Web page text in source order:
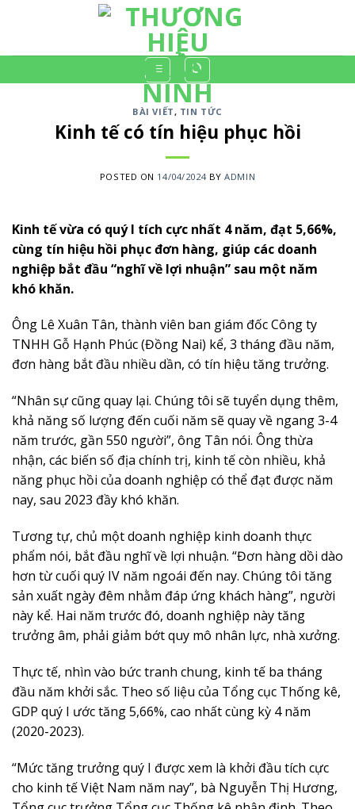
BÀI VIẾT, TIN TỨC
Kinh tế có tín hiệu phục hồi
POSTED ON 14/04/2024BYADMIN
Kinh tế vừa có quý I tích cực nhất 4 năm, đạt 5,66%,
cùng tín hiệu hồi phục đơn hàng, giúp các doanh
nghiệp bắt đầu “nghĩ về lợi nhuận” sau một năm
khó khăn.
Ông Lê Xuân Tân, thành viên ban giám đốc Công ty
TNHH Gỗ Hạnh Phúc (Đồng Nai) kể, 3 tháng đầu năm,
đơn hàng bắt đầu nhiều dần, có tín hiệu tăng trưởng.
“Nhân sự cũng quay lại. Chúng tôi sẽ tuyển dụng thêm,
khả năng số lượng đến cuối năm sẽ quay về ngang 3-4
năm trước, gần 550 người”, ông Tân nói. Ông thừa
nhận, các biến số địa chính trị, kinh tế còn nhiều, khả
năng phục hồi của doanh nghiệp có thể đạt được năm
nay, sau 2023 đầy khó khăn.
Tương tự, chủ một doanh nghiệp kinh doanh thực
phẩm nói, bắt đầu nghĩ về lợi nhuận. “Đơn hàng dồi dào
hơn từ cuối quý IV năm ngoái đến nay. Chúng tôi tăng
sản xuất ngày đêm nhằm đáp ứng khách hàng”, người
này kể. Hai năm trước đó, doanh nghiệp này tăng
trưởng âm, phải giảm bớt quy mô nhân lực, nhà xưởng.
Thực tế, nhìn vào bức tranh chung, kinh tế ba tháng
đầu năm khởi sắc. Theo số liệu của Tổng cục Thống kê,
GDP quý I ước tăng 5,66%, cao nhất cùng kỳ 4 năm
(2020-2023).
“Mức tăng trưởng quý I được xem là khởi đầu tích cực
cho kinh tế Việt Nam năm nay”, bà Nguyễn Thị Hương,